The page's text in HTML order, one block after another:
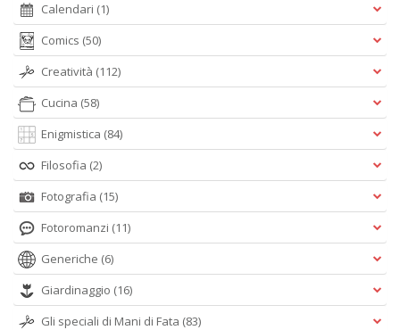
Calendari (1)
Comics (50)
Creatività (112)
Cucina (58)
Enigmistica (84)
Filosofia (2)
Fotografia (15)
Fotoromanzi (11)
Generiche (6)
Giardinaggio (16)
Gli speciali di Mani di Fata (83)